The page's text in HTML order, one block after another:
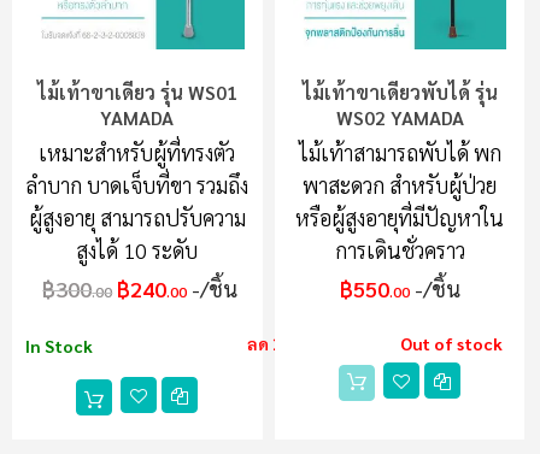
ไม้เท้าขาเดียว รุ่น WS01
YAMADA
เหมาะสำหรับผู้ที่ทรงตัว
ลำบาก บาดเจ็บที่ขา รวมถึง
ผู้สูงอายุ สามารถปรับความ
สูงได้ 10 ระดับ
฿300.00 ฿240.00 /ชิ้น
In Stock ลด 20%
ไม้เท้าขาเดียวพับได้ รุ่น
WS02 YAMADA
ไม้เท้าสามารถพับได้ พก
พาสะดวก สำหรับผู้ป่วย
หรือผู้สูงอายุที่มีปัญหาใน
การเดินชั่วคราว
฿550.00 /ชิ้น
Out of stock